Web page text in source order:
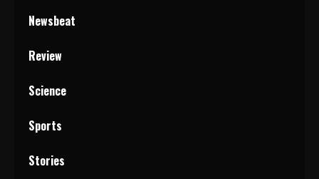
Newsbeat
Review
Science
Sports
Stories